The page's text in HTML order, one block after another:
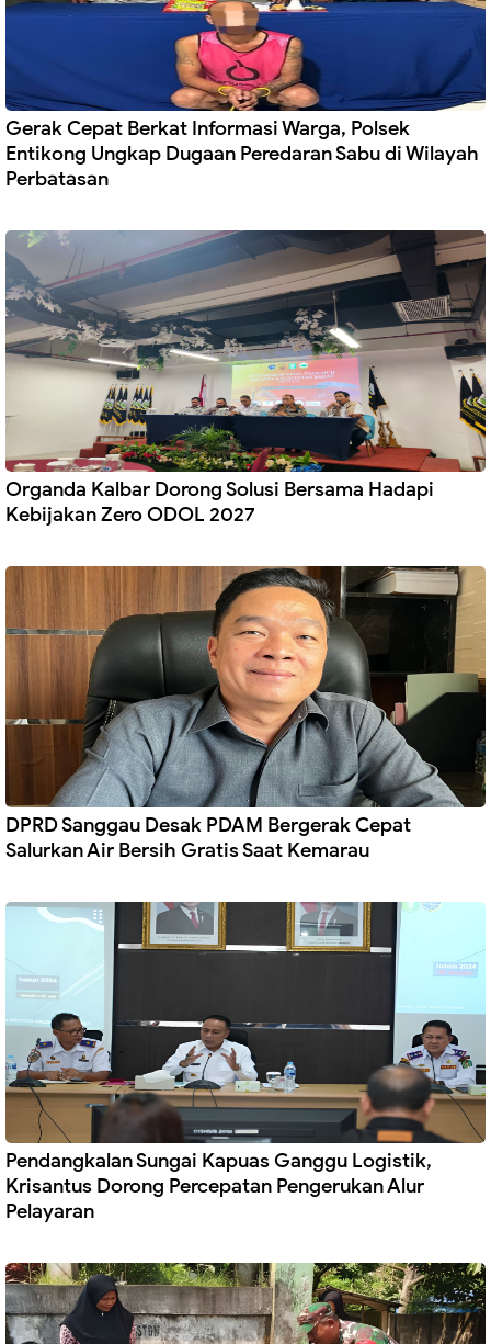
Gerak Cepat Berkat Informasi Warga, Polsek
Entikong Ungkap Dugaan Peredaran Sabu di Wilayah
Perbatasan
Organda Kalbar Dorong Solusi Bersama Hadapi
Kebijakan Zero ODOL 2027
DPRD Sanggau Desak PDAM Bergerak Cepat
Salurkan Air Bersih Gratis Saat Kemarau
Pendangkalan Sungai Kapuas Ganggu Logistik,
Krisantus Dorong Percepatan Pengerukan Alur
Pelayaran